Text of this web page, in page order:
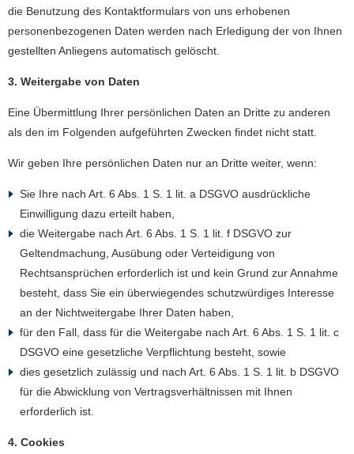
die Benutzung des Kontaktformulars von uns erhobenen
personenbezogenen Daten werden nach Erledigung der von Ihnen
gestellten Anliegens automatisch gelöscht.
3. Weitergabe von Daten
Eine Übermittlung Ihrer persönlichen Daten an Dritte zu anderen
als den im Folgenden aufgeführten Zwecken findet nicht statt.
Wir geben Ihre persönlichen Daten nur an Dritte weiter, wenn:
Sie Ihre nach Art. 6 Abs. 1 S. 1 lit. a DSGVO ausdrückliche
Einwilligung dazu erteilt haben,
die Weitergabe nach Art. 6 Abs. 1 S. 1 lit. f DSGVO zur
Geltendmachung, Ausübung oder Verteidigung von
Rechtsansprüchen erforderlich ist und kein Grund zur Annahme
besteht, dass Sie ein überwiegendes schutzwürdiges Interesse
an der Nichtweitergabe Ihrer Daten haben,
für den Fall, dass für die Weitergabe nach Art. 6 Abs. 1 S. 1 lit. c
DSGVO eine gesetzliche Verpflichtung besteht, sowie
dies gesetzlich zulässig und nach Art. 6 Abs. 1 S. 1 lit. b DSGVO
für die Abwicklung von Vertragsverhältnissen mit Ihnen
erforderlich ist.
4. Cookies